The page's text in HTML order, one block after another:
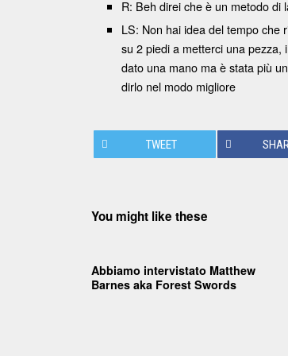
R: Beh direi che è un metodo di
LS: Non hai idea del tempo che
su 2 piedi a metterci una
dato una mano ma è stata più
dirlo nel modo migliore
TWEET
You might like these
Abbiamo intervistato Matthew
Barnes aka Forest Swords